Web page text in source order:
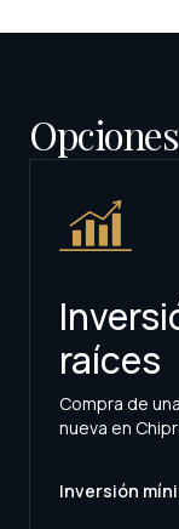
raíces
Compra de
nueva en
Inversión